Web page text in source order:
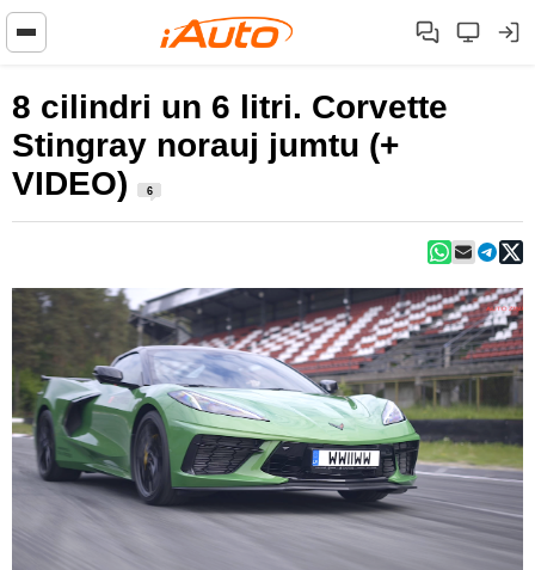
8 cilindri un 6 litri. Corvette
Stingray norauj jumtu (+
VIDEO)
6